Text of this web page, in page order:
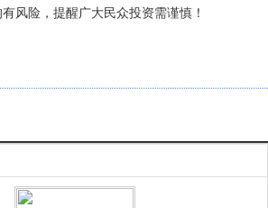
风险，提醒广大民众投资需谨慎！